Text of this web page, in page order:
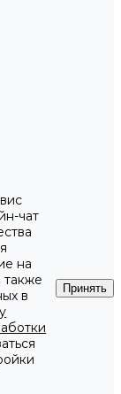
чат
на
также
в
Принять